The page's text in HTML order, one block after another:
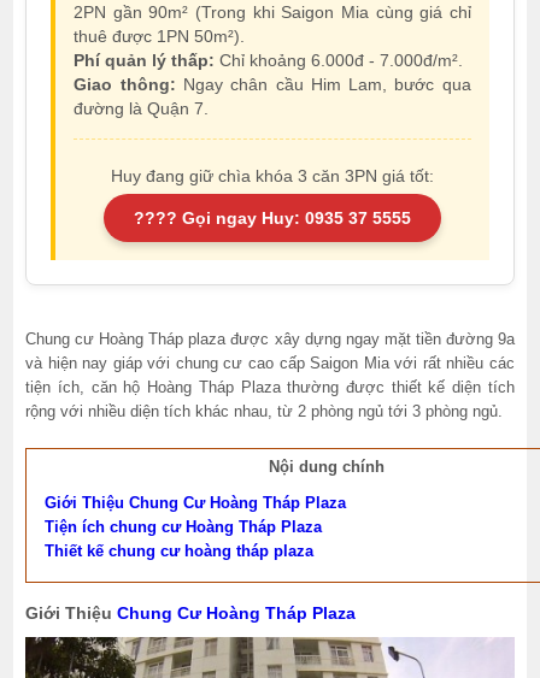
2PN gần 90m² (Trong khi Saigon Mia cùng giá chỉ
thuê được 1PN 50m²).
Phí quản lý thấp: Chỉ khoảng 6.000đ - 7.000đ/m².
Giao thông: Ngay chân cầu Him Lam, bước qua
đường là Quận 7.
Huy đang giữ chìa khóa 3 căn 3PN giá tốt:
???? Gọi ngay Huy: 0935 37 5555
Chung cư Hoàng Tháp plaza được xây dựng ngay mặt tiền đường 9a
và hiện nay giáp với chung cư cao cấp Saigon Mia với rất nhiều các
tiện ích, căn hộ Hoàng Tháp Plaza thường được thiết kế diện tích
rộng với nhiều diện tích khác nhau, từ 2 phòng ngủ tới 3 phòng ngủ.
Nội dung chính
Giới Thiệu Chung Cư Hoàng Tháp Plaza
Tiện ích chung cư Hoàng Tháp Plaza
Thiết kế chung cư hoàng tháp plaza
Giới ThiệuChung Cư Hoàng Tháp Plaza